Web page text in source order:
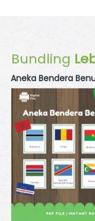
Bundling
Aneka Bendera